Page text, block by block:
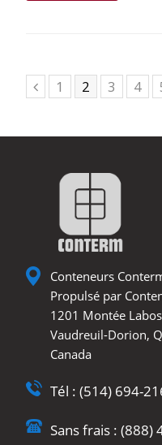
Previous
Page
1 Page
2 Page
3 4
Conteneurs
Propulsé par
1201 Montée
Vaudreuil-Dorion,
Canada
Tél : (514) 694-
Sans frais : (888)